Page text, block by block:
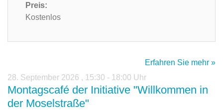
Preis:
Kostenlos
Erfahren Sie mehr »
28. September 2026 , 15:30 - 18:00 Uhr
Montagscafé der Initiative "Willkommen in
der Moselstraße"